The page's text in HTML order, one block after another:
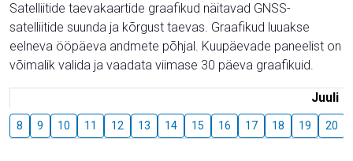
Satelliitide taevakaartide graafikud näitavad GNSS-
satelliitide suunda ja kõrgust taevas. Graafikud luuakse
eelneva ööpäeva andmete põhjal. Kuupäevade paneelist on
võimalik valida ja vaadata viimase 30 päeva graafikuid.
Juuli
8 9 10 11 12 13 14 15 16 17 18 19 20